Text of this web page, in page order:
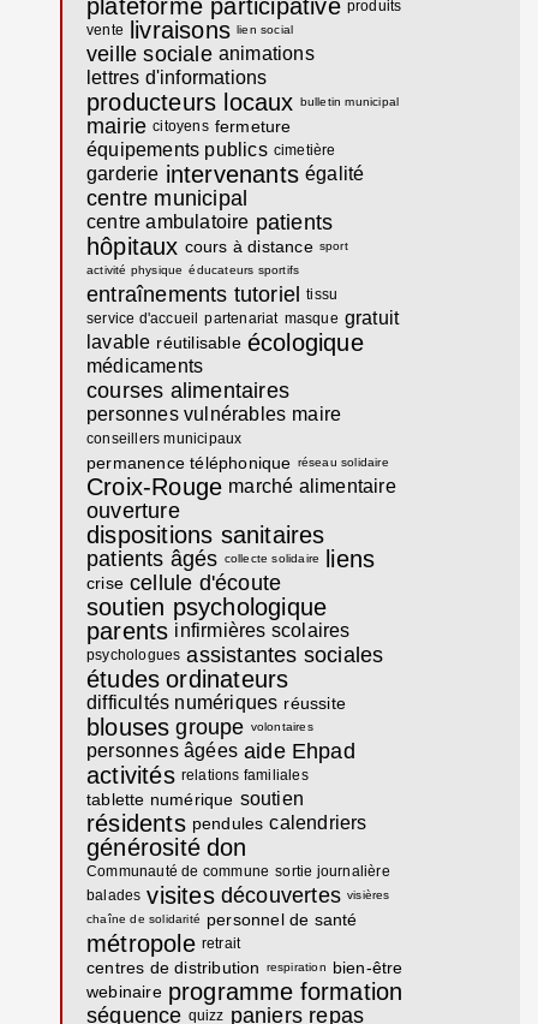
plateforme participative produits
vente
livraisons lien social
veille sociale animations
lettres d'informations
producteurs locaux bulletin municipal
mairie citoyens fermeture
équipements publics cimetière
garderie intervenants égalité
centre municipal
centre ambulatoire patients
hôpitaux cours à distance sport
activité physique éducateurs sportifs
entraînements tutoriel
tissu
service d'accueil
partenariat masque gratuit
lavable réutilisable écologique
médicaments
courses alimentaires
personnes vulnérables maire
conseillers municipaux
permanence téléphonique réseau solidaire
Croix-Rouge marché alimentaire
ouverture
dispositions sanitaires
patients âgés collecte solidaire liens
crise cellule d'écoute
soutien psychologique
parents infirmières scolaires
psychologues assistantes sociales
études ordinateurs
difficultés numériques réussite
blouses groupe volontaires
personnes âgées aide Ehpad
activités relations familiales
tablette numérique soutien
résidents pendules calendriers
générosité don
Communauté de commune sortie journalière
balades visites découvertes visières
chaîne de solidarité
personnel de santé
métropole retrait
centres de distribution respiration
bien-être
webinaire programme formation
séquence quizz paniers repas